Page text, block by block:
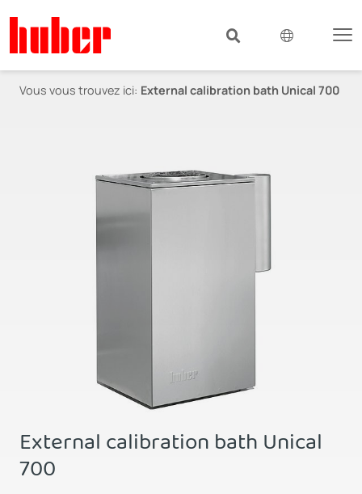
Vous vous trouvez ici: External calibration bath Unical 700
External calibration bath Unical
700